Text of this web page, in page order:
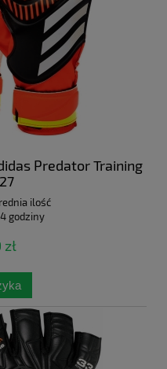
Predator Training
ilość
godziny